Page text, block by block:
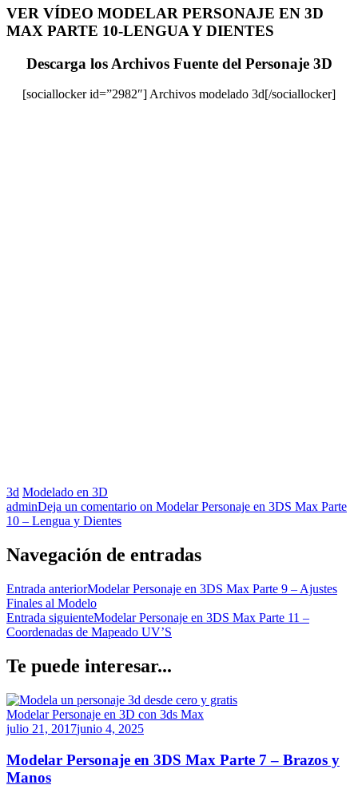
VER VÍDEO MODELAR PERSONAJE EN 3D
MAX PARTE 10-LENGUA Y DIENTES
Descarga los Archivos Fuente del Personaje 3D
[sociallocker id=”2982″] Archivos modelado 3d[/sociallocker]
3d Modelado en 3D
adminDeja un comentario on Modelar Personaje en 3DS Max Parte
10 – Lengua y Dientes
Navegación de entradas
Entrada anteriorModelar Personaje en 3DS Max Parte 9 – Ajustes
Finales al Modelo
Entrada siguienteModelar Personaje en 3DS Max Parte 11 –
Coordenadas de Mapeado UV’S
Te puede interesar...
Modelar Personaje en 3D con 3ds Max
julio 21, 2017junio 4, 2025
Modelar Personaje en 3DS Max Parte 7 – Brazos y
Manos